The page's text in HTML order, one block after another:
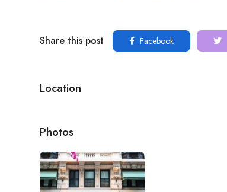
Share this post Facebook
Location
Photos